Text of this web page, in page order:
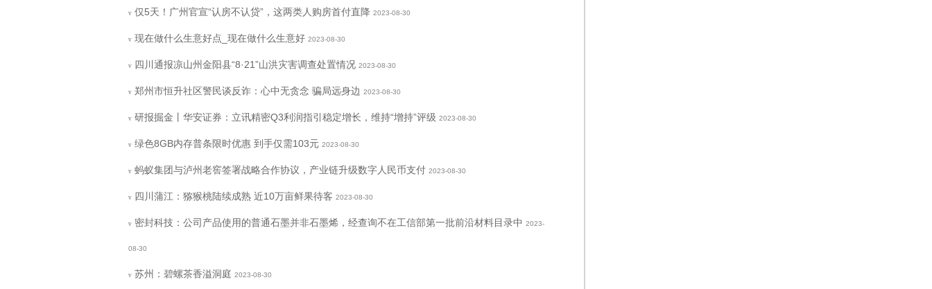
v 仅5天！广州官宣“认房不认贷”，这两类人购房首付直降 2023-08-30
v 现在做什么生意好点_现在做什么生意好 2023-08-30
v 四川通报凉山州金阳县“8·21”山洪灾害调查处置情况 2023-08-30
v 郑州市恒升社区警民谈反诈：心中无贪念 骗局远身边 2023-08-30
v 研报掘金丨华安证券：立讯精密Q3利润指引稳定增长，维持“增持”评级 2023-08-30
v 绿色8GB内存普条限时优惠 到手仅需103元 2023-08-30
v 蚂蚁集团与泸州老窖签署战略合作协议，产业链升级数字人民币支付 2023-08-30
v 四川蒲江：猕猴桃陆续成熟 近10万亩鲜果待客 2023-08-30
v 密封科技：公司产品使用的普通石墨并非石墨烯，经查询不在工信部第一批前沿材料目录中 2023-
08-30
v 苏州：碧螺茶香溢洞庭 2023-08-30